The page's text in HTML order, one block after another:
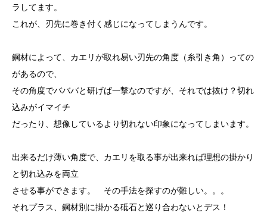
ラしてます。
これが、刃先に巻き付く感じになってしまうんです。
鋼材によって、カエリが取れ易い刃先の角度（糸引き角）っての
があるので、
その角度でバババと研げば一撃なのですが、それでは抜け？切れ
込みがイマイチ
だったり、想像しているより切れない印象になってしまいます。
出来るだけ薄い角度で、カエリを取る事が出来れば理想の掛かり
と切れ込みを両立
させる事ができます。 その手法を探すのが難しい。。。
それプラス、鋼材別に掛かる砥石と巡り合わないとデス！